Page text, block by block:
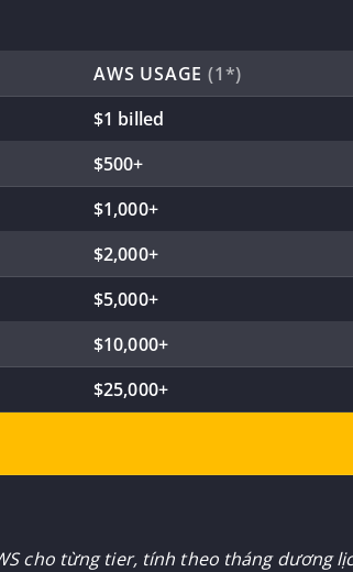
AWS USAGE(1*)
$1 billed
$500+
$1,000+
$2,000+
$5,000+
$10,000+
$25,000+
cho từng tier, tính theo tháng dương